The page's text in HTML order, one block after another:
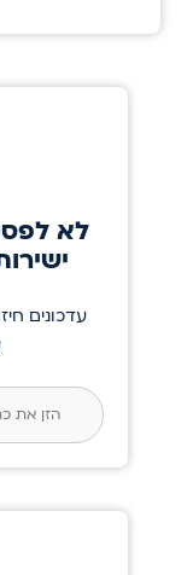
לא
עדכונים